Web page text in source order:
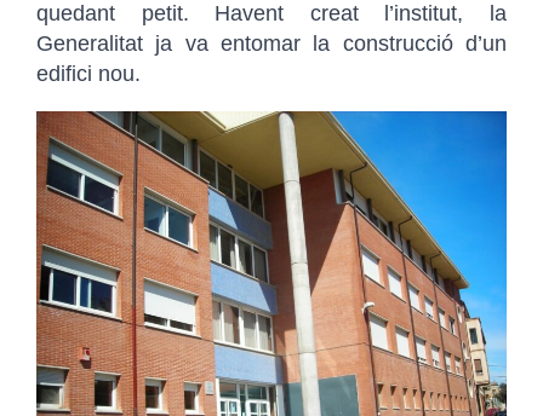
quedant petit. Havent creat l’institut, la
Generalitat ja va entomar la construcció d’un
edifici nou.